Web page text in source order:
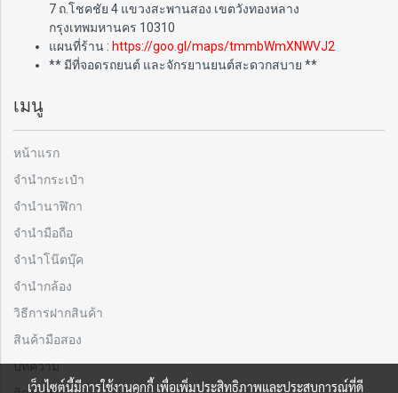
7 ถ.โชคชัย 4 แขวงสะพานสอง เขตวังทองหลาง
กรุงเทพมหานคร 10310
แผนที่ร้าน : https://goo.gl/maps/tmmbWmXNWVJ2
** มีที่จอดรถยนต์ และจักรยานยนต์สะดวกสบาย **
เมนู
หน้าแรก
จำนำกระเป๋า
จำนำนาฬิกา
จำนำมือถือ
จำนำโน๊ตบุ๊ค
จำนำกล้อง
วิธีการฝากสินค้า
สินค้ามือสอง
บทความ
เว็บไซต์นี้มีการใช้งานคุกกี้ เพื่อเพิ่มประสิทธิภาพและประสบการณ์ที่ดี